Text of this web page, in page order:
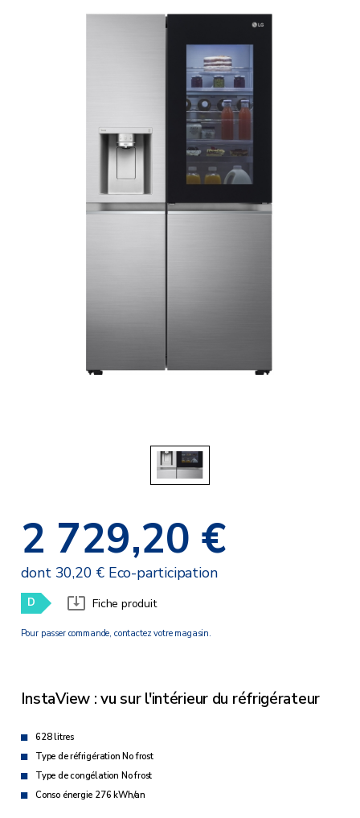
2 729,20 €
dont 30,20 € Eco-participation
D Fiche produit
Pour passer commande, contactez votre magasin.
InstaView : vu sur l'intérieur du réfrigérateur
628 litres
Type de réfrigération No frost
Type de congélation No frost
Conso énergie 276 kWh/an